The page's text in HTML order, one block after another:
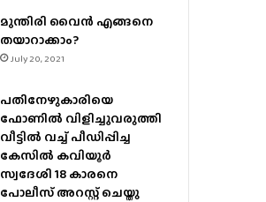
മുന്തിരി വൈന്‍ എങ്ങനെ
തയാറാക്കാം?
July 20, 2021
പതിനേഴുകാരിയെ
ഫോണിൽ വിളിച്ചുവരുത്തി
വീട്ടിൽ വച്ച് പീഡിപ്പിച്ച
കേസിൽ കവിയൂർ
സ്വദേശി 18 കാരനെ
പോലീസ് അറസ്റ്റ് ചെയ്തു